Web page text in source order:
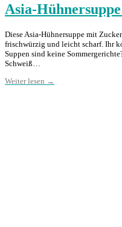
Asia-
Diese Asia-Hühnersuppe mit
frischwürzig und leicht scharf. Ihr
Suppen sind keine
Schweiß…
Weiter lesen →